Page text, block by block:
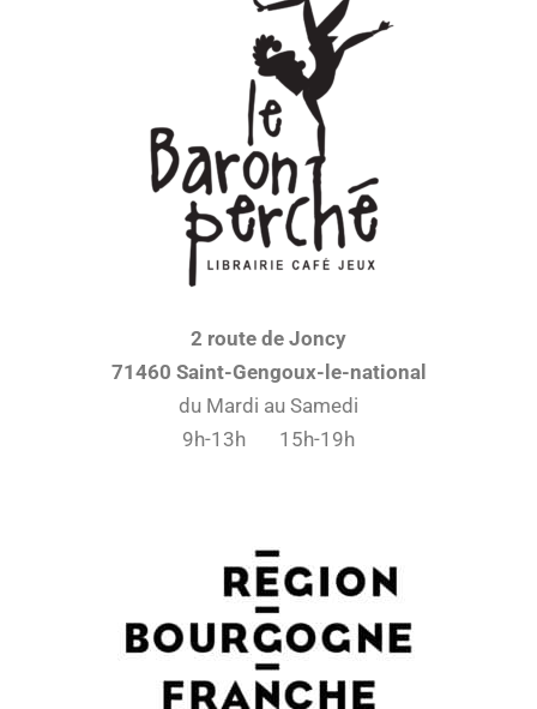
2 route de Joncy
71460 Saint-Gengoux-le-national
du Mardi au Samedi
9h-13h 15h-19h